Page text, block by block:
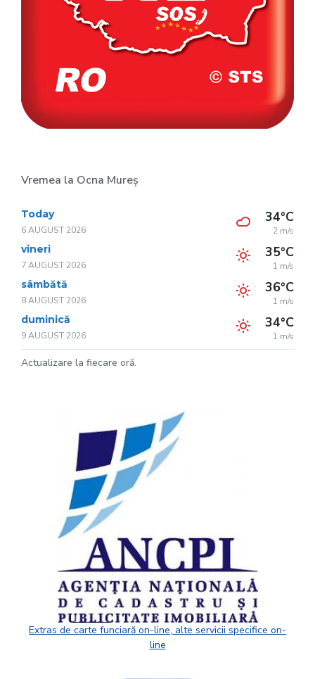
Vremea la Ocna Mureș
Today
6 AUGUST 2026
34°C
2 m/s
vineri
7 AUGUST 2026
35°C
1 m/s
sâmbătă
8 AUGUST 2026
36°C
1 m/s
duminică
9 AUGUST 2026
34°C
1 m/s
Actualizare la fiecare oră.
Extras de carte funciară on-line, alte servicii specifice on-
line